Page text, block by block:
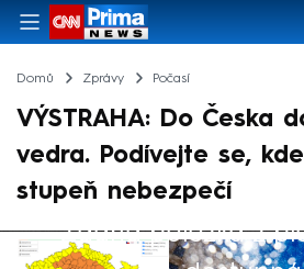
Domů Zprávy Počasí
VÝSTRAHA: Do Česka
vedra. Podívejte se,
stupeň nebezpečí
Žádná položka z